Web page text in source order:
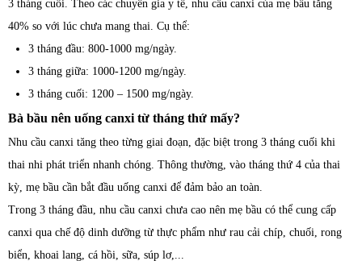
3 tháng cuối. Theo các chuyên gia y tế, nhu cầu canxi của mẹ bầu tăng
40% so với lúc chưa mang thai. Cụ thể:
3 tháng đầu: 800-1000 mg/ngày.
3 tháng giữa: 1000-1200 mg/ngày.
3 tháng cuối: 1200 – 1500 mg/ngày.
Bà bầu nên uống canxi từ tháng thứ mấy?
Nhu cầu canxi tăng theo từng giai đoạn, đặc biệt trong 3 tháng cuối khi
thai nhi phát triển nhanh chóng. Thông thường, vào tháng thứ 4 của thai
kỳ, mẹ bầu cần bắt đầu uống canxi để đảm bảo an toàn.
Trong 3 tháng đầu, nhu cầu canxi chưa cao nên mẹ bầu có thể cung cấp
canxi qua chế độ dinh dưỡng từ thực phẩm như rau cải chíp, chuối, rong
biển, khoai lang, cá hồi, sữa, súp lơ,...